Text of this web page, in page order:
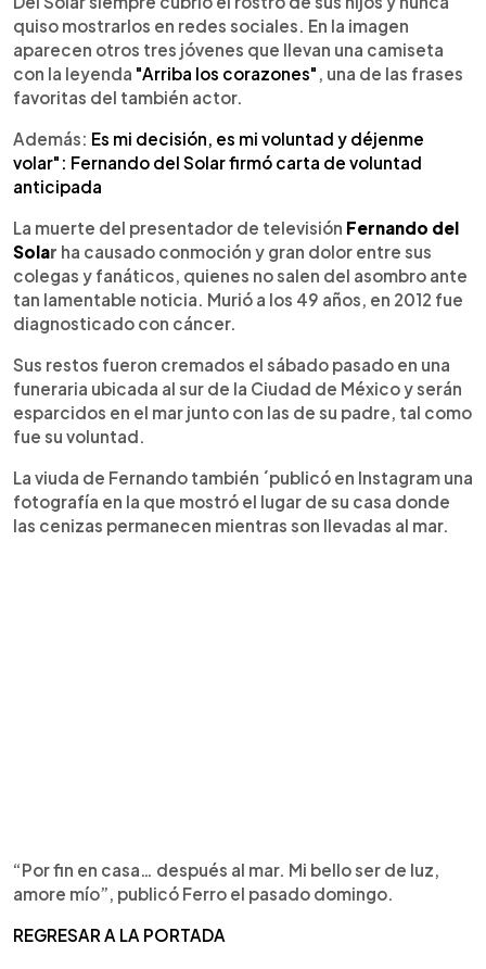
quiso mostrarlos en redes sociales. En la imagen
aparecen otros tres jóvenes que llevan una camiseta
con la leyenda "Arriba los corazones" , una de las frases
favoritas del también actor.
Además: Es mi decisión, es mi voluntad y déjenme
volar": Fernando del Solar firmó carta de voluntad
anticipada
La muerte del presentador de televisión Fernando del
Solar ha causado conmoción y gran dolor entre sus
colegas y fanáticos, quienes no salen del asombro ante
tan lamentable noticia. Murió a los 49 años, en 2012 fue
diagnosticado con cáncer.
Sus restos fueron cremados el sábado pasado en una
funeraria ubicada al sur de la Ciudad de México y serán
esparcidos en el mar junto con las de su padre, tal como
fue su voluntad.
La viuda de Fernando también ´publicó en Instagram una
fotografía en la que mostró el lugar de su casa donde
las cenizas permanecen mientras son llevadas al mar.
“Por fin en casa… después al mar. Mi bello ser de luz,
amore mío”, publicó Ferro el pasado domingo.
REGRESAR A LA PORTADA